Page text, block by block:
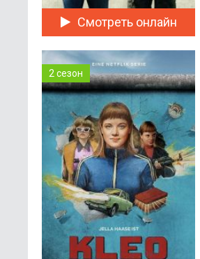
Смотреть онлайн
2 сезон